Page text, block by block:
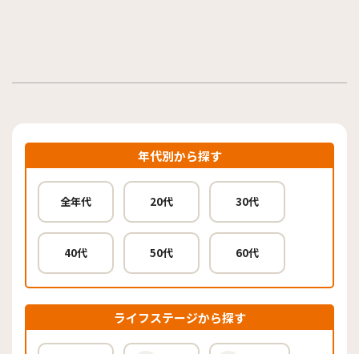
年代別から探す
全年代 20代 30代
40代 50代 60代
ライフステージから探す